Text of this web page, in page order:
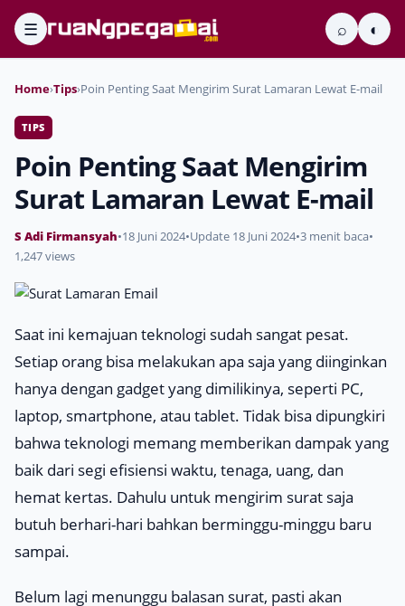
☰ ⌕ ◐
Home›Tips›Poin Penting Saat Mengirim Surat Lamaran Lewat E-mail
TIPS
Poin Penting Saat Mengirim
Surat Lamaran Lewat E-mail
S Adi Firmansyah•18 Juni 2024•Update 18 Juni 2024•3 menit baca•
1,247 views
Saat ini kemajuan teknologi sudah sangat pesat.
Setiap orang bisa melakukan apa saja yang diinginkan
hanya dengan gadget yang dimilikinya, seperti PC,
laptop, smartphone, atau tablet. Tidak bisa dipungkiri
bahwa teknologi memang memberikan dampak yang
baik dari segi efisiensi waktu, tenaga, uang, dan
hemat kertas. Dahulu untuk mengirim surat saja
butuh berhari-hari bahkan berminggu-minggu baru
sampai.
Belum lagi menunggu balasan surat, pasti akan